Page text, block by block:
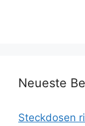
Neueste
Steckdosen